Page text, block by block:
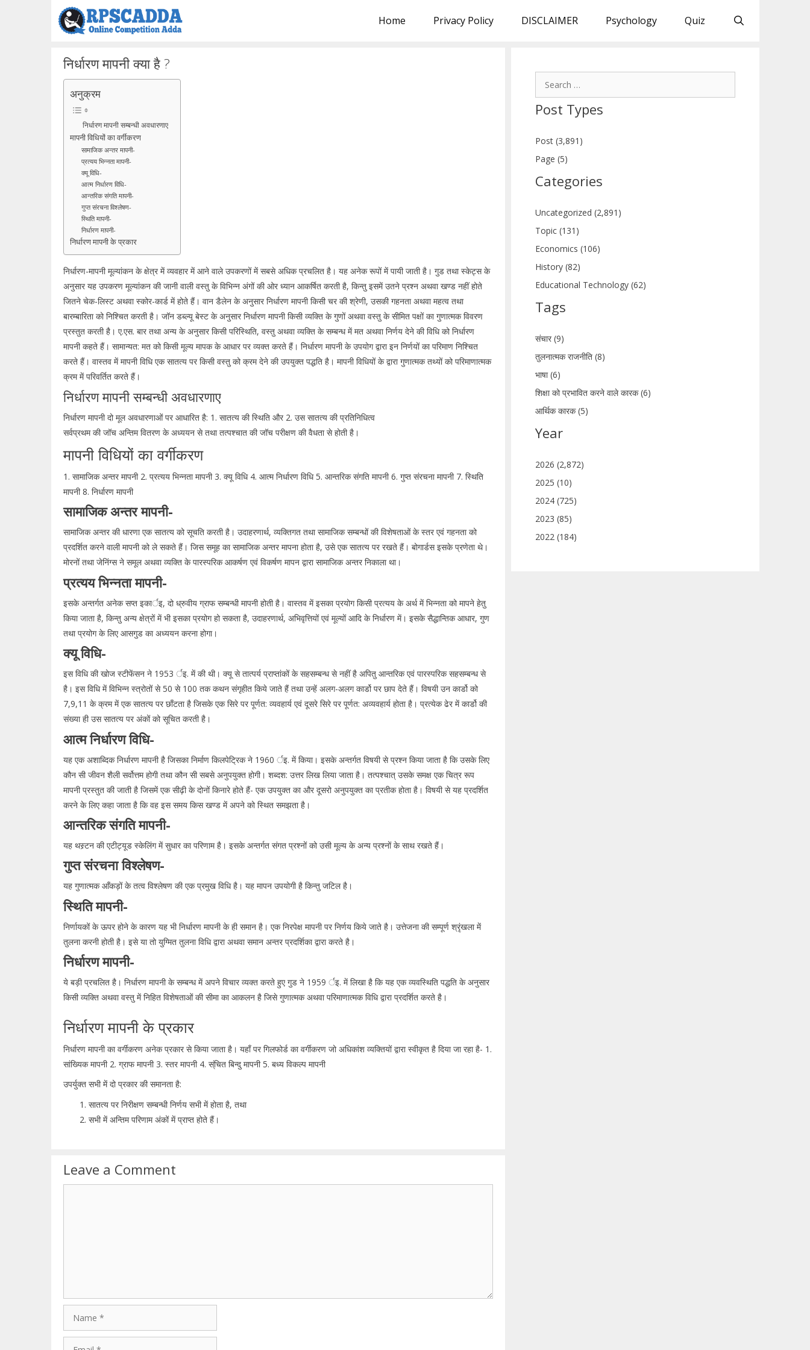
Home Privacy Policy DISCLAIMER Psychology Quiz
निर्धारण मापनी क्या है ?
अनुक्रम
निर्धारण मापनी सम्बन्धी अवधारणाए
मापनी विधियों का वर्गीकरण
सामाजिक अन्तर मापनी-
प्रत्यय भिन्नता मापनी-
क्यू विधि-
आत्म निर्धारण विधि-
आन्तरिक संगति मापनी-
गुप्त संरचना विश्लेषण-
स्थिति मापनी-
निर्धारण मापनी-
निर्धारण मापनी के प्रकार
निर्धारण-मापनी मूल्यांकन के क्षेत्र में व्यवहार में आने वाले उपकरणों में सबसे अधिक प्रचलित है। यह अनेक रूपों में पायी जाती है। गुड तथा स्केट्स के
अनुसार यह उपकरण मूल्यांकन की जानी वाली वस्तु के विभिन्न अंगों की ओर ध्यान आकर्षित करती है, किन्तु इसमें उतने प्रश्न अथवा खण्ड नहीं होते
जितने चेक-लिस्ट अथवा स्कोर-कार्ड में होते हैं। वान डैलेन के अनुसार निर्धारण मापनी किसी चर की श्रेणी, उसकी गहनता अथवा महत्व तथा
बारम्बारिता को निश्चित करती है। जॉन डब्ल्यू बेस्ट के अनुसार निर्धारण मापनी किसी व्यक्ति के गुणों अथवा वस्तु के सीमित पक्षों का गुणात्मक विवरण
प्रस्तुत करती है। ए.एस. बार तथा अन्य के अनुसार किसी परिस्थिति, वस्तु अथवा व्यक्ति के सम्बन्ध में मत अथवा निर्णय देने की विधि को निर्धारण
मापनी कहते हैं। सामान्यत: मत को किसी मूल्य मापक के आधार पर व्यक्त करते हैं। निर्धारण मापनी के उपयोग द्वारा इन निर्णयों का परिमाण निश्चित
करते हैं। वास्तव में मापनी विधि एक सातत्य पर किसी वस्तु को क्रम देने की उपयुक्त पद्धति है। मापनी विधियों के द्वारा गुणात्मक तथ्यों को परिमाणात्मक
क्रम में परिवर्तित करते हैं।
निर्धारण मापनी सम्बन्धी अवधारणाए
निर्धारण मापनी दो मूल अवधारणाओं पर आधारित है: 1. सातत्य की स्थिति और 2. उस सातत्य की प्रतिनिधित्व
सर्वप्रथम की जॉच अन्तिम वितरण के अध्ययन से तथा तत्पश्चात की जॉच परीक्षण की वैधता से होती है।
मापनी विधियों का वर्गीकरण
1. सामाजिक अन्तर मापनी 2. प्रत्यय भिन्नता मापनी 3. क्यू विधि 4. आत्म निर्धारण विधि 5. आन्तरिक संगति मापनी 6. गुप्त संरचना मापनी 7. स्थिति
मापनी 8. निर्धारण मापनी
सामाजिक अन्तर मापनी-
सामाजिक अन्तर की धारणा एक सातत्य को सूचति करती है। उदाहरणार्थ, व्यक्तिगत तथा सामाजिक सम्बन्धों की विशेषताओं के स्तर एवं गहनता को
प्रदर्शित करने वाली मापनी को ले सकते हैं। जिस समूह का सामाजिक अन्तर मापना होता है, उसे एक सातत्य पर रखते हैं। बोगार्डस इसके प्रणेता थे।
मोरनों तथा जेनिंग्स ने समूल अथवा व्यक्ति के पारस्परिक आकर्षण एवं विकर्षण मापन द्वारा सामाजिक अन्तर निकाला था।
प्रत्यय भिन्नता मापनी-
इसके अन्तर्गत अनेक सप्त इकार्इ, दो ध्रुवीय ग्राफ सम्बन्धी मापनी होती है। वास्तव में इसका प्रयोग किसी प्रत्यय के अर्थ में भिन्नता को मापने हेतु
किया जाता है, किन्तु अन्य क्षेत्रों में भी इसका प्रयोग हो सकता है, उदाहरणार्थ, अभिवृत्तियों एवं मूल्यों आदि के निर्धारण में। इसके सैद्धान्तिक आधार, गुण
तथा प्रयोग के लिए आसगुड का अध्ययन करना होगा।
क्यू विधि-
इस विधि की खोज स्टीफेंसन ने 1953 र्इ. में की थी। क्यू से तात्पर्य प्राप्तांकों के सहसम्बन्ध से नहीं है अपितु आन्तरिक एवं पारस्परिक सहसम्बन्ध से
है। इस विधि में विभिन्न स्त्रोतों से 50 से 100 तक कथन संगृहीत किये जाते हैं तथा उन्हें अलग-अलग कार्डो पर छाप देते हैं। विषयी उन कार्डो को
7,9,11 के क्रम में एक सातत्य पर छाँटता है जिसके एक सिरे पर पूर्णत: व्यवहार्य एवं दूसरे सिरे पर पूर्णत: अव्यवहार्य होता है। प्रत्येक ढेर में कार्डो की
संख्या ही उस सातत्य पर अंकों को सूचित करती है।
आत्म निर्धारण विधि-
यह एक अशाब्दिक निर्धारण मापनी है जिसका निर्माण किलपेट्रिक ने 1960 र्इ. में किया। इसके अन्तर्गत विषयी से प्रश्न किया जाता है कि उसके लिए
कौन सी जीवन शैली सर्वोत्तम होगी तथा कौन सी सबसे अनुपयुक्त होगी। शब्दश: उत्तर लिख लिया जाता है। तत्पश्चात् उसके समक्ष एक चित्र रूप
मापनी प्रस्तुत की जाती है जिसमें एक सीढ़ी के दोनों किनारे होते हैं- एक उपयुक्त का और दूसरो अनुपयुक्त का प्रतीक होता है। विषयी से यह प्रदर्शित
करने के लिए कहा जाता है कि वह इस समय किस खण्ड में अपने को स्थित समझता है।
आन्तरिक संगति मापनी-
यह थस्र्टन की एटीट्यूड स्केलिंग में सुधार का परिणाम है। इसके अन्तर्गत संगत प्रश्नों को उसी मूल्य के अन्य प्रश्नों के साथ रखते हैं।
गुप्त संरचना विश्लेषण-
यह गुणात्मक आँकड़ों के तत्व विश्लेषण की एक प्रमुख विधि है। यह मापन उपयोगी है किन्तु जटिल है।
स्थिति मापनी-
निर्णायकों के ऊपर होने के कारण यह भी निर्धारण मापनी के ही समान है। एक निरपेक्ष मापनी पर निर्णय किये जाते है। उत्तेजना की सम्पूर्ण श्रृंखला में
तुलना करनी होती है। इसे या तो युग्मित तुलना विधि द्वारा अथवा समान अन्तर प्रदर्शिका द्वारा करते है।
निर्धारण मापनी-
ये बड़ी प्रचलित है। निर्धारण मापनी के सम्बन्ध में अपने विचार व्यक्त करते हुए गुड ने 1959 र्इ. में लिखा है कि यह एक व्यवस्थिति पद्धति के अनुसार
किसी व्यक्ति अथवा वस्तु में निहित विशेषताओं की सीमा का आकलन है जिसे गुणात्मक अथवा परिमाणात्मक विधि द्वारा प्रदर्शित करते है।
निर्धारण मापनी के प्रकार
निर्धारण मापनी का वर्गीकरण अनेक प्रकार से किया जाता है। यहाँ पर गिलफोर्ड का वर्गीकरण जो अधिकांश व्यक्तियों द्वारा स्वीकृत है दिया जा रहा है- 1.
सांख्यिक मापनी 2. ग्राफ मापनी 3. स्तर मापनी 4. स्ंचित बिन्दु मापनी 5. बध्य विकल्प मापनी
उपर्युक्त सभी में दो प्रकार की समानता है:
सातत्य पर निरीक्षण सम्बन्धी निर्णय सभी में होता है, तथा
सभी में अन्तिम परिणाम अंकों में प्राप्त होते हैं।
Leave a Comment
Post Types
Post (3,891)
Page (5)
Categories
Uncategorized (2,891)
Topic (131)
Economics (106)
History (82)
Educational Technology (62)
Tags
संचार (9)
तुलनात्मक राजनीति (8)
भाषा (6)
शिक्षा को प्रभावित करने वाले कारक (6)
आर्थिक कारक (5)
Year
2026 (2,872)
2025 (10)
2024 (725)
2023 (85)
2022 (184)